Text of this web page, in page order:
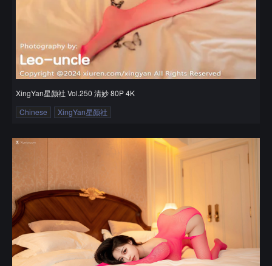
XingYan星颜社 Vol.250 清妙 80P 4K
Chinese
XingYan星颜社